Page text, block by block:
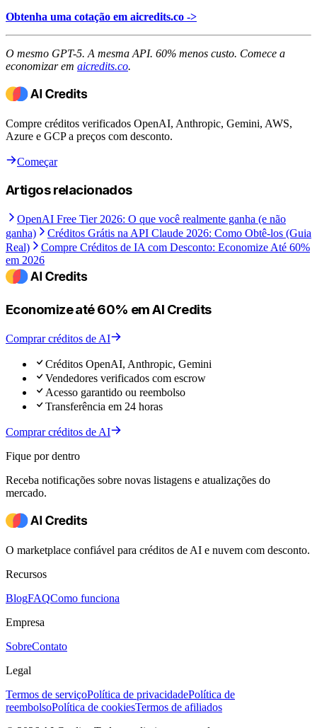
Obtenha uma cotação em aicredits.co ->
O mesmo GPT-5. A mesma API. 60% menos custo. Comece a
economizar em aicredits.co.
Compre créditos verificados OpenAI, Anthropic, Gemini, AWS,
Azure e GCP a preços com desconto.
Começar
Artigos relacionados
OpenAI Free Tier 2026: O que você realmente ganha (e não
ganha)
Créditos Grátis na API Claude 2026: Como Obtê-los (Guia
Real)
Compre Créditos de IA com Desconto: Economize Até 60%
em 2026
Economize até 60% em AI Credits
Comprar créditos de AI
Créditos OpenAI, Anthropic, Gemini
Vendedores verificados com escrow
Acesso garantido ou reembolso
Transferência em 24 horas
Comprar créditos de AI
Fique por dentro
Receba notificações sobre novas listagens e atualizações do
mercado.
O marketplace confiável para créditos de AI e nuvem com desconto.
Recursos
BlogFAQComo funciona
Empresa
SobreContato
Legal
Termos de serviçoPolítica de privacidadePolítica de
reembolsoPolítica de cookiesTermos de afiliados